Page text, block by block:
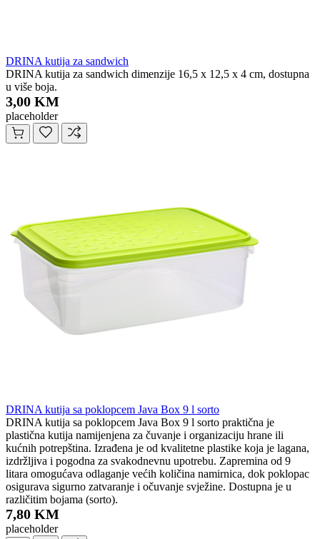
DRINA kutija za sandwich
DRINA kutija za sandwich dimenzije 16,5 x 12,5 x 4 cm, dostupna
u više boja.
3,00 KM
placeholder
DRINA kutija sa poklopcem Java Box 9 l sorto
DRINA kutija sa poklopcem Java Box 9 l sorto praktična je
plastična kutija namijenjena za čuvanje i organizaciju hrane ili
kućnih potrepština. Izrađena je od kvalitetne plastike koja je lagana,
izdržljiva i pogodna za svakodnevnu upotrebu. Zapremina od 9
litara omogućava odlaganje većih količina namirnica, dok poklopac
osigurava sigurno zatvaranje i očuvanje svježine. Dostupna je u
različitim bojama (sorto).
7,80 KM
placeholder